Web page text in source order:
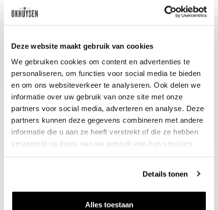
Deze website maakt gebruik van cookies
We gebruiken cookies om content en advertenties te
personaliseren, om functies voor social media te bieden
en om ons websiteverkeer te analyseren. Ook delen we
informatie over uw gebruik van onze site met onze
partners voor social media, adverteren en analyse. Deze
partners kunnen deze gegevens combineren met andere
informatie die u aan ze heeft verstrekt of die ze hebben
verzameld op basis van uw gebruik van hun services.
Details tonen
Alles toestaan
It has a fair bit of complexity toward
the pithy finish thanks to that
Sémillon. Excellent.''
Schenkadvies
nu tot 2030, 8-10°C
In Bordeaux wordt deze wijn het liefst
Ook lekker bij rijkere visgerechten